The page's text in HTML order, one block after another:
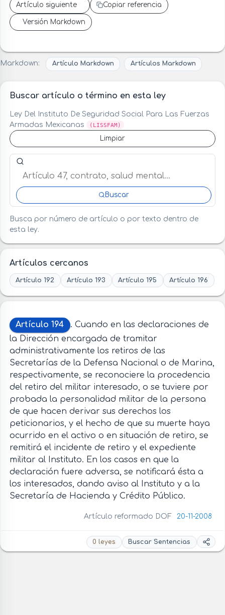
Artículo siguiente Copiar referencia
Versión Markdown
Markdown: Artículo Markdown Artículos Markdown
Buscar artículo o término en esta ley
Ley Del Instituto De Seguridad Social Para Las Fuerzas
Armadas Mexicanas
(LISSFAM)
Limpiar
Buscar artículo o término en esta ley
Buscar
Busca por número de artículo o por texto dentro de
esta ley.
Artículos cercanos
Artículo 192 Artículo 193 Artículo 195 Artículo 196
Artículo 194
. Cuando en las declaraciones de
la Dirección encargada de tramitar
administrativamente los retiros de las
Secretarías de la Defensa Nacional o de Marina,
respectivamente, se reconociere la procedencia
del retiro del militar interesado, o se tuviere por
probada la personalidad militar de la persona
de que hacen derivar sus derechos los
peticionarios, y el hecho de que su muerte haya
ocurrido en el activo o en situación de retiro, se
remitirá el incidente de retiro y el expediente
militar al Instituto. En los casos en que la
declaración fuere adversa, se notificará ésta a
los interesados, dando aviso al Instituto y a la
Secretaría de Hacienda y Crédito Público.
Artículo reformado DOF 20-11-2008
0 leyes Buscar Sentencias